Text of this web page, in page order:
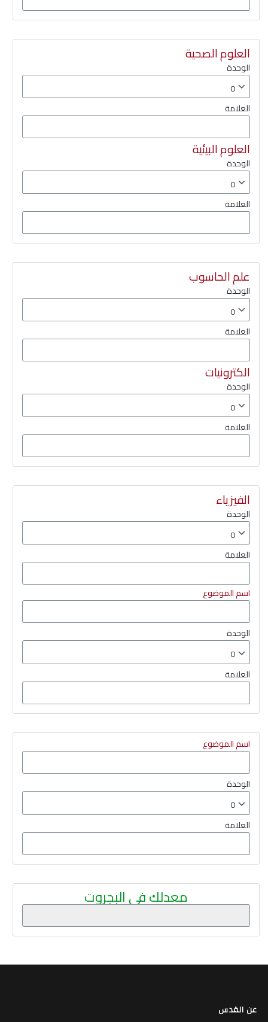
العلوم الصحية
الوحدة
العلامة
العلوم البيئية
الوحدة
العلامة
علم الحاسوب
الوحدة
العلامة
الكترونيات
الوحدة
العلامة
الفيزياء
الوحدة
العلامة
اسم الموضوع
الوحدة
العلامة
اسم الموضوع
الوحدة
العلامة
معدلك في البجروت
عن القدس